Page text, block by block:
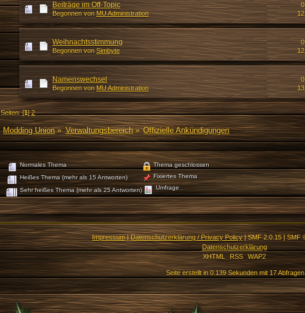
Beiträge im Off-Topic
Begonnen von MU Administration
Weihnachtsstimmung
Begonnen von Simbyte
Namenswechsel
Begonnen von MU Administration
Seiten: [1]2
Modding Union» Verwaltungsbereich» Offizielle Ankündigungen
Normales Thema
Heißes Thema (mehr als 15 Antworten)
Sehr heißes Thema (mehr als 25 Antworten)
Thema geschlossen
Fixiertes Thema
Umfrage
Impressum|Datenschutzerklärung / Privacy Policy|SMF 2.0.15|SMF
Datenschutzerklärung
XHTML
RSS WAP2
Seite erstellt in 0.139 Sekunden mit 17 Abfragen.